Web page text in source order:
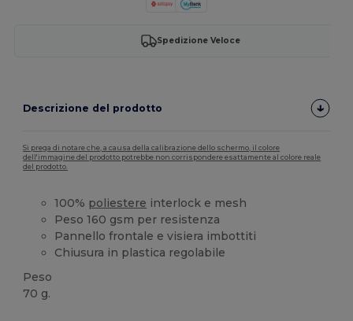
Spedizione Veloce
Descrizione del prodotto
Si prega di notare che, a causa della calibrazione dello schermo, il colore
dell'immagine del prodotto potrebbe non corrispondere esattamente al colore reale
del prodotto.
100% poliestere interlock e mesh
Peso 160 gsm per resistenza
Pannello frontale e visiera imbottiti
Chiusura in plastica regolabile
Peso
70 g.